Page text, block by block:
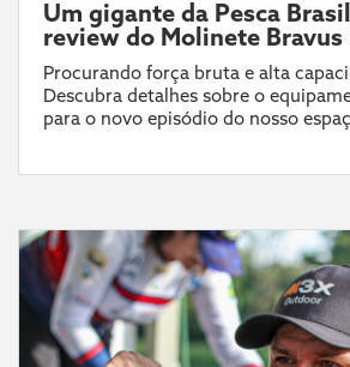
Um gigante da Pesca
review do Molinete Bravus
Procurando força bruta e alta
Descubra detalhes sobre o
para o novo episódio do nosso